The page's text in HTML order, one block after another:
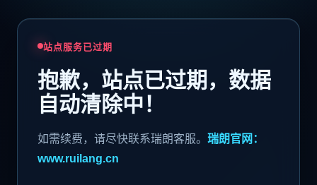
站点服务已过期
抱歉，站点已过期，数据
自动清除中！
如需续费，请尽快联系瑞朗客服。 瑞朗官网：
www.ruilang.cn